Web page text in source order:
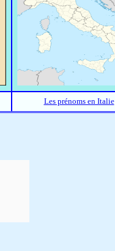
Les prénoms en Italie